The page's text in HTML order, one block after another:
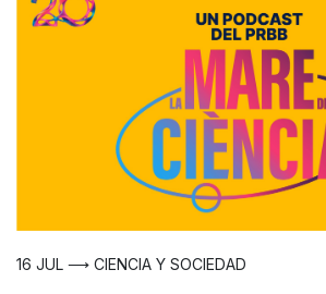
16 JUL ⟶ CIENCIA Y SOCIEDAD